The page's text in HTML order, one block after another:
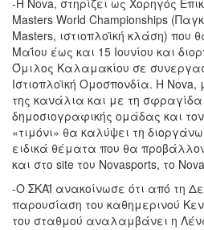
-Η Nova, στηρίζει ως Χορηγός
Masters World Championships
Masters, ιστιοπλοϊκή κλάση) που
Μαΐου έως και 15 Ιουνίου και
Όμιλος Καλαμακίου σε
Ιστιοπλοϊκή Ομοσπονδία. Η
της κανάλια και με τη
δημοσιογραφικής ομάδας και
«τιμόνι» θα καλύψει τη
ειδικά θέματα που θα
και στο site του Novasports, το
-Ο ΣΚΑΪ ανακοίνωσε ότι από τη
παρουσίαση του καθημερινού
του σταθμού αναλαμβάνει η